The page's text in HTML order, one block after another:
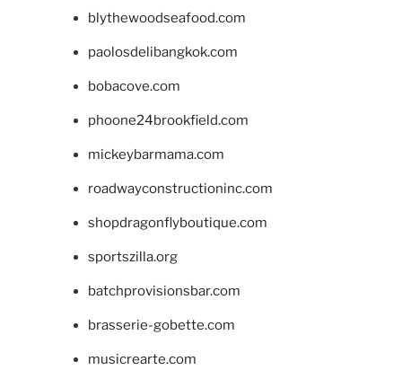
blythewoodseafood.com
paolosdelibangkok.com
bobacove.com
phoone24brookfield.com
mickeybarmama.com
roadwayconstructioninc.com
shopdragonflyboutique.com
sportszilla.org
batchprovisionsbar.com
brasserie-gobette.com
musicrearte.com